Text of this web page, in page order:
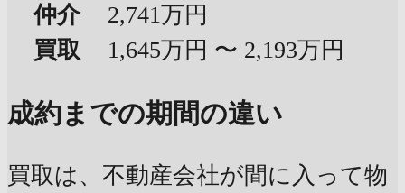
仲介
2,741万円
買取
1,645万円 〜 2,193万円
成約までの期間の違い
買取は、不動産会社が間に入って物